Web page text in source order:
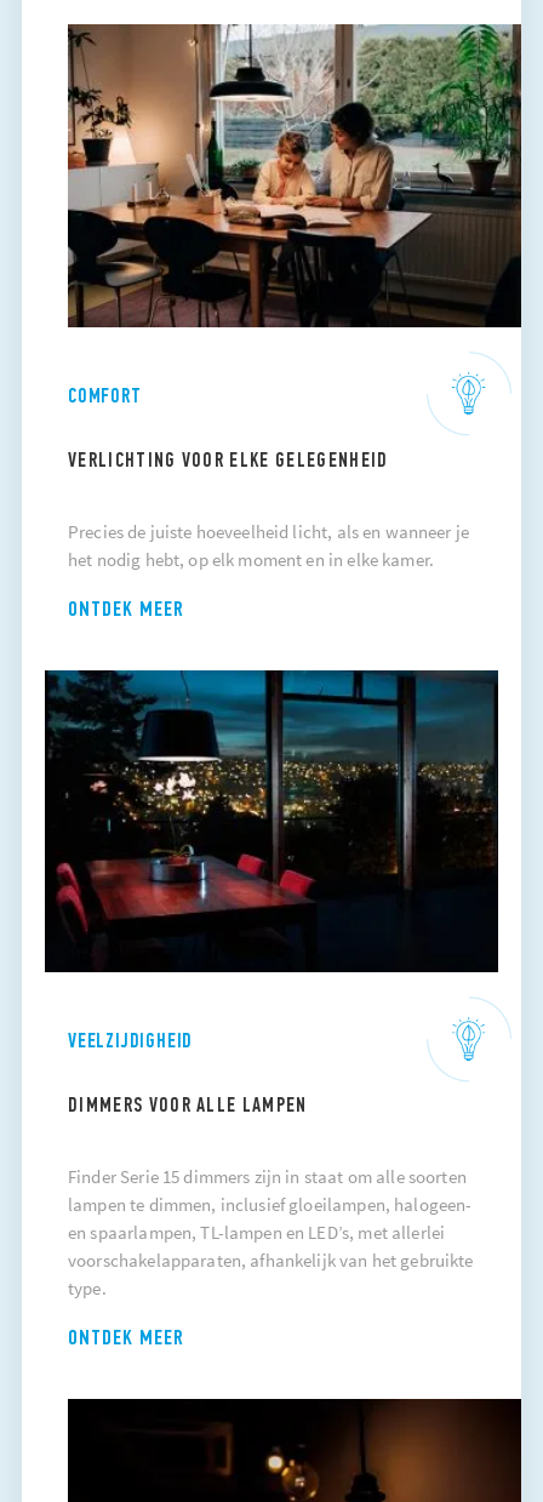
COMFORT
VERLICHTING VOOR ELKE GELEGENHEID
Precies de juiste hoeveelheid licht, als en wanneer je
het nodig hebt, op elk moment en in elke kamer.
ONTDEK MEER
VEELZIJDIGHEID
DIMMERS VOOR ALLE LAMPEN
Finder Serie 15 dimmers zijn in staat om alle soorten
lampen te dimmen, inclusief gloeilampen, halogeen-
en spaarlampen, TL-lampen en LED’s, met allerlei
voorschakelapparaten, afhankelijk van het gebruikte
type.
ONTDEK MEER